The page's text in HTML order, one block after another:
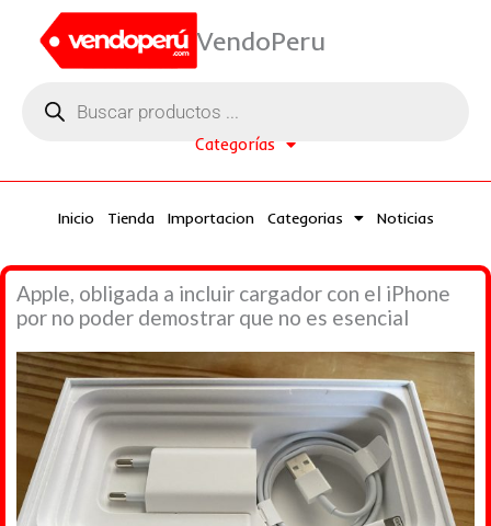
contenido
VendoPeru
productos
Categorías
Inicio Tienda Importacion Categorias Noticias
Apple, obligada a incluir cargador con el iPhone
por no poder demostrar que no es esencial